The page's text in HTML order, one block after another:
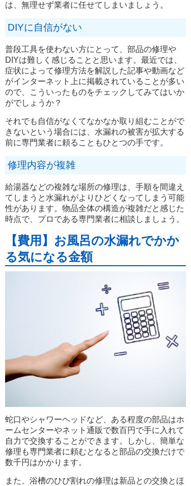
は、無理せず業者に任せてしまいましょう。
DIYに自信がない
普段工具を使わない方にとって、部品の修理や
DIYは難しく感じることと思います。最近では、
症状によって修理方法を解説した記事や動画など
がインターネット上に掲載されていることが多い
ので、こういったものをチェックしてみてはいか
がでしょうか？
それでも自信がなくてなかなか取り組むことがで
きないという場合には、水漏れの被害が拡大する
前に専門業者に頼ることもひとつの手です。
修理内容が複雑
給湯器などの複雑な場所の修理は、手順を間違え
てしまうと水漏れがよりひどくなってしまう可能
性があります。物品全体の構造が複雑だと感じた
時点で、プロである専門業者に相談しましょう。
【費用】お風呂の水漏れでかか
る気になる金額
蛇口やシャワーヘッドなど、ある程度の部品はホ
ームセンターやネット通販で数百円で手に入れて
自力で交換することができます。しかし、簡単な
修理も専門業者に頼むとなると部品の交換だけで
数千円はかかります。
また、浴槽のひび割れの修理は新品との交換とほ